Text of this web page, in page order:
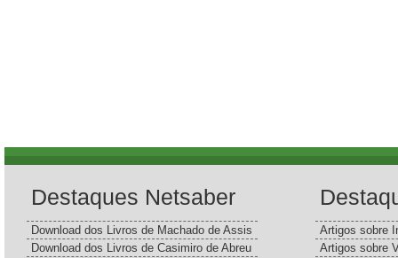
Destaques Netsaber
Download dos Livros de Machado de Assis
Download dos Livros de Casimiro de Abreu
Artigos sobre
Artigos sobre